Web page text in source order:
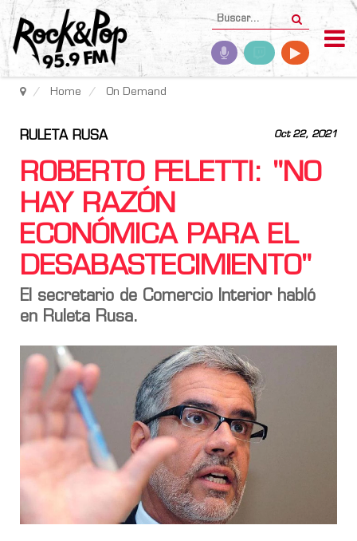
Home On Demand
Oct 22, 2021
RULETA RUSA
ROBERTO FELETTI: "NO
HAY RAZÓN
ECONÓMICA PARA EL
DESABASTECIMIENTO"
El secretario de Comercio Interior habló
en Ruleta Rusa.